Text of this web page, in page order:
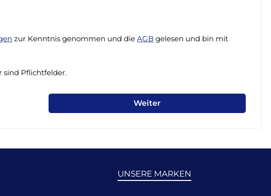
zur Kenntnis genommen und dieAGB gelesen und bin mit
sind Pflichtfelder.
Weiter
UNSERE MARKEN